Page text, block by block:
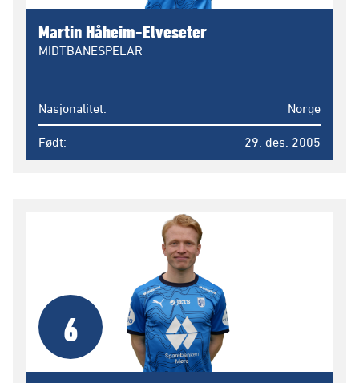
Martin Håheim-Elveseter
MIDTBANESPELAR
Nasjonalitet Norge
Født 29. des. 2005
6